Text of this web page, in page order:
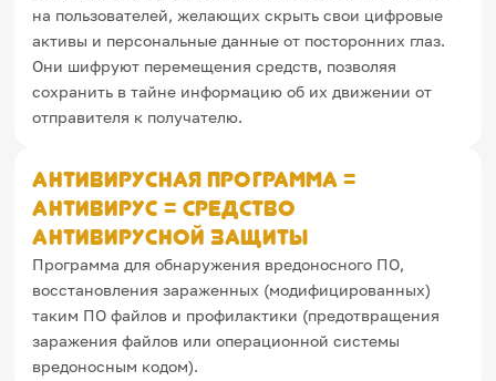
на пользователей, желающих скрыть свои цифровые
активы и персональные данные от посторонних глаз.
Они шифруют перемещения средств, позволяя
сохранить в тайне информацию об их движении от
отправителя к получателю.
Антивирусная программа =
Антивирус = Средство
антивирусной защиты
Программа для обнаружения вредоносного ПО,
восстановления зараженных (модифицированных)
таким ПО файлов и профилактики (предотвращения
заражения файлов или операционной системы
вредоносным кодом).